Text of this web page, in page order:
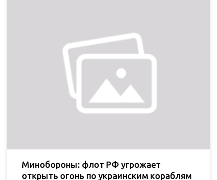
Минобороны: флот РФ угрожает
открыть огонь по украинским кораблям